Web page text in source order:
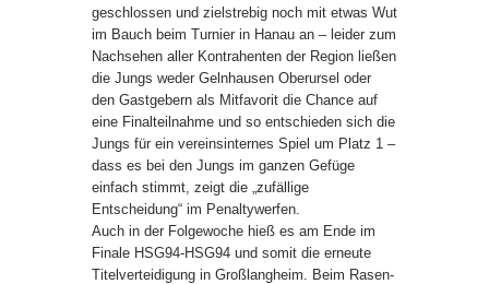
geschlossen und zielstrebig noch mit etwas Wut
im Bauch beim Turnier in Hanau an – leider zum
Nachsehen aller Kontrahenten der Region ließen
die Jungs weder Gelnhausen Oberursel oder
den Gastgebern als Mitfavorit die Chance auf
eine Finalteilnahme und so entschieden sich die
Jungs für ein vereinsinternes Spiel um Platz 1 –
dass es bei den Jungs im ganzen Gefüge
einfach stimmt, zeigt die „zufällige
Entscheidung“ im Penaltywerfen.
Auch in der Folgewoche hieß es am Ende im
Finale HSG94-HSG94 und somit die erneute
Titelverteidigung in Großlangheim. Beim Rasen-